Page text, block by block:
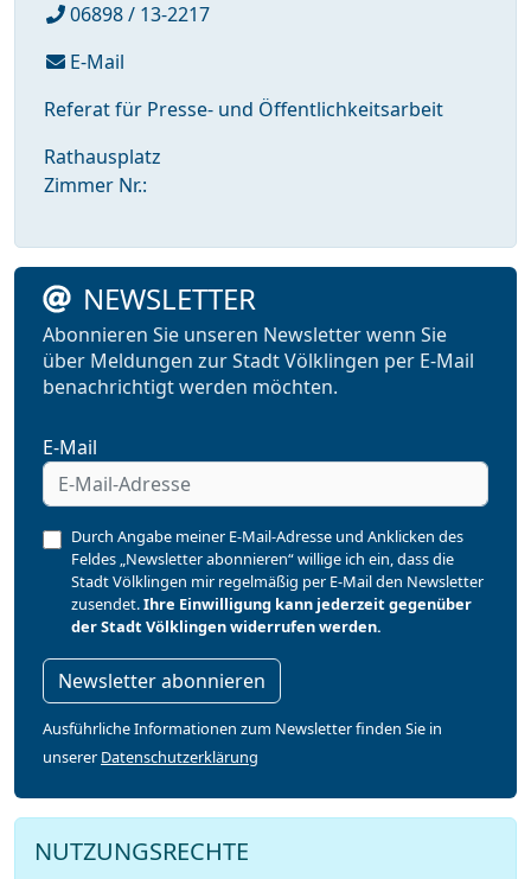
06898 / 13-2217
E-Mail
Referat für Presse- und Öffentlichkeitsarbeit
Rathausplatz
Zimmer Nr.:
NEWSLETTER
Abonnieren Sie unseren Newsletter wenn Sie
über Meldungen zur Stadt Völklingen per E-Mail
benachrichtigt werden möchten.
E-Mail
Durch Angabe meiner E-Mail-Adresse und Anklicken des
Feldes „Newsletter abonnieren“ willige ich ein, dass die
Stadt Völklingen mir regelmäßig per E-Mail den Newsletter
zusendet.Ihre Einwilligung kann jederzeit gegenüber
der Stadt Völklingen widerrufen werden.
Newsletter abonnieren
Ausführliche Informationen zum Newsletter finden Sie in
unserer Datenschutzerklärung
NUTZUNGSRECHTE